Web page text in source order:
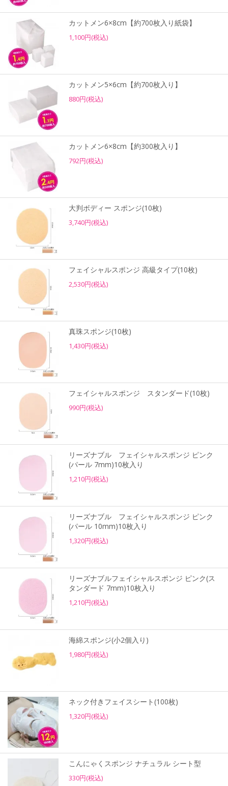
カットメン6×8cm【約700枚入り紙袋】
1,100円(税込)
カットメン5×6cm【約700枚入り】
880円(税込)
カットメン6×8cm【約300枚入り】
792円(税込)
大判ボディー スポンジ(10枚)
3,740円(税込)
フェイシャルスポンジ 高級タイプ(10枚)
2,530円(税込)
真珠スポンジ(10枚)
1,430円(税込)
フェイシャルスポンジ スタンダード(10枚)
990円(税込)
リーズナブル フェイシャルスポンジ ピンク
(パール 7mm)10枚入り
1,210円(税込)
リーズナブル フェイシャルスポンジ ピンク
(パール 10mm)10枚入り
1,320円(税込)
リーズナブルフェイシャルスポンジ ピンク(ス
タンダード 7mm)10枚入り
1,210円(税込)
海綿スポンジ(小2個入り)
1,980円(税込)
ネック付きフェイスシート(100枚)
1,320円(税込)
こんにゃくスポンジ ナチュラル シート型
330円(税込)